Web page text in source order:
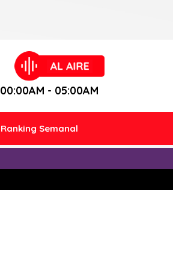
00:00AM - 05:00AM
Ranking Semanal